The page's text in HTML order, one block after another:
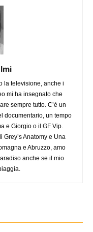
la televisione, anche i
mi ha insegnato che
sempre tutto. C’è un
documentario, un tempo
e Giorgio o il GF Vip.
Anatomy e Una
e Abruzzo, amo
anche se il mio